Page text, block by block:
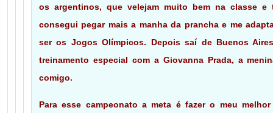
os argentinos, que velejam muito bem na classe e
consegui pegar mais a manha da prancha e me
ser os Jogos Olímpicos. Depois saí de Buenos
treinamento especial com a Giovanna Prada, a
comigo.
Para esse campeonato a meta é fazer o meu